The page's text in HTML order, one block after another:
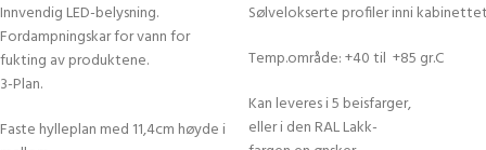
Innvendig LED-belysning.
Fordampningskar for vann for
fukting av produktene.
3-Plan.
Faste hylleplan med 11,4cm høyde i
Sølvelokserte profiler inni
Temp.område: +40 til +85 gr.C
Kan leveres i 5 beisfarger,
eller i den RAL Lakk-